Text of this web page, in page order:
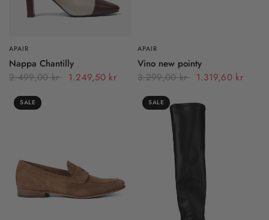
APAIR
Nappa Chantilly
2.499,00 kr 1.249,50 kr
APAIR
Vino new pointy
3.299,00 kr 1.319,60 kr
SALE SALE